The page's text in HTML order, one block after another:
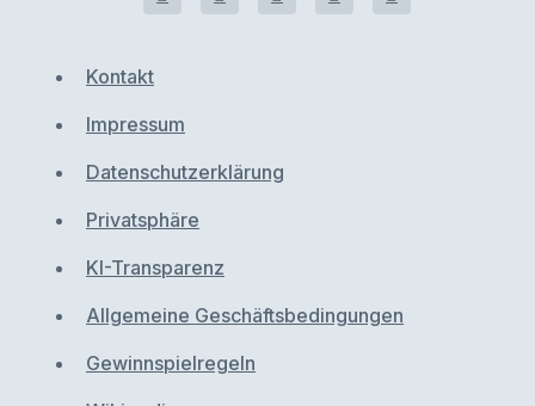
Kontakt
Impressum
Datenschutzerklärung
Privatsphäre
KI-Transparenz
Allgemeine Geschäftsbedingungen
Gewinnspielregeln